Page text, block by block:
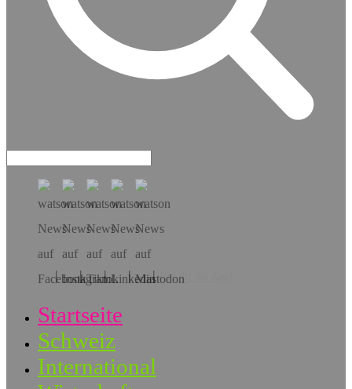
Hol dir die App!
Startseite
Schweiz
International